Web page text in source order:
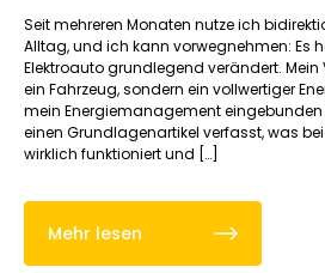
Seit mehreren Monaten nutze ich
Alltag, und ich kann vorwegnehmen: Es
Elektroauto grundlegend verändert. Mein
ein Fahrzeug, sondern ein vollwertiger
mein Energiemanagement
einen Grundlagenartikel verfasst, was
wirklich funktioniert und […]
Mehr lesen